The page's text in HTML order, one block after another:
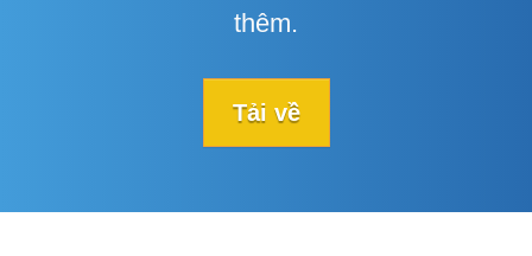
thêm.
Tải về